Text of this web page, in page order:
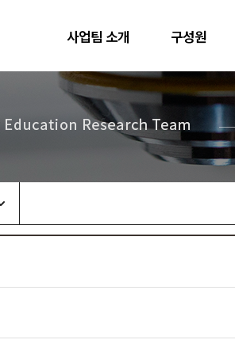
한양대학교
사업팀 소개 구성원